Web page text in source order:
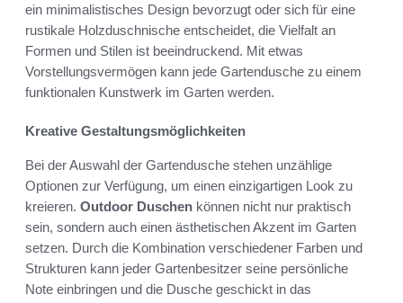
ein minimalistisches Design bevorzugt oder sich für eine
rustikale Holzduschnische entscheidet, die Vielfalt an
Formen und Stilen ist beeindruckend. Mit etwas
Vorstellungsvermögen kann jede Gartendusche zu einem
funktionalen Kunstwerk im Garten werden.
Kreative Gestaltungsmöglichkeiten
Bei der Auswahl der Gartendusche stehen unzählige
Optionen zur Verfügung, um einen einzigartigen Look zu
kreieren. Outdoor Duschen können nicht nur praktisch
sein, sondern auch einen ästhetischen Akzent im Garten
setzen. Durch die Kombination verschiedener Farben und
Strukturen kann jeder Gartenbesitzer seine persönliche
Note einbringen und die Dusche geschickt in das